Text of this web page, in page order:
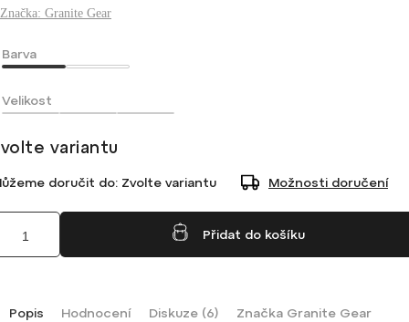
Značka: Granite Gear
Barva
Velikost
variantu
doručit do: Zvolte variantu Možnosti doručení
Přidat do košíku
Popis Hodnocení Diskuze (6) ZnačkaGranite Gear